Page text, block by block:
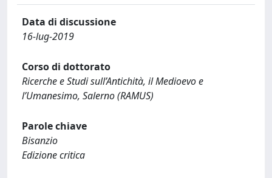
Data di discussione
16-lug-2019
Corso di dottorato
Ricerche e Studi sull’Antichità, il Medioevo e
l’Umanesimo, Salerno (RAMUS)
Parole chiave
Bisanzio
Edizione critica